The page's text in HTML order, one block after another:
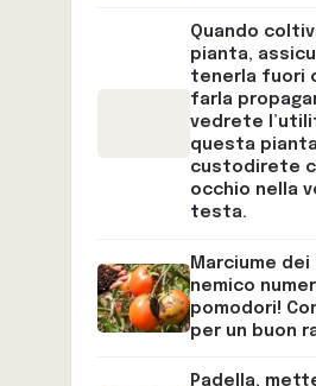
Quando
pianta,
tenerla fuori
farla
vedrete
questa
custodirete
occhio nella
testa.
Marciume dei
nemico
pomodori!
per un buon
Padella,